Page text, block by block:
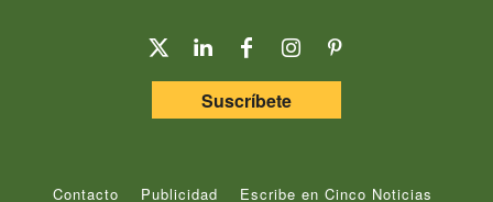
Suscríbete
Contacto Publicidad Escribe en Cinco Noticias